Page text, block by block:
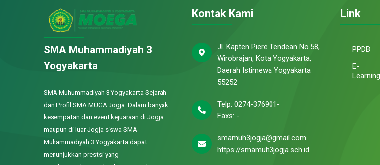
SMA Muhammadiyah 3
Yogyakarta
SMA Muhummadiyah 3 Yogyakarta Sejarah
dan Profil SMA MUGA Jogja. Dalam banyak
kesempatan dan event kejuaraan di Jogja
maupun di luar Jogja siswa SMA
Muhammadiyah 3 Yogyakarta dapat
menunjukkan prestsi yang
Kontak Kami
Jl. Kapten Piere Tendean No.58,
Wirobrajan, Kota Yogyakarta,
Daerah Istimewa Yogyakarta
55252
Telp: 0274-376901-
Faxs: -
smamuh3jogja@gmail.com
https://smamuh3jogja.sch.id
Link
PPDB
E-
Learning